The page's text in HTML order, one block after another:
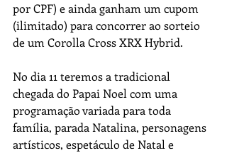
por CPF) e ainda ganham um cupom
(ilimitado) para concorrer ao sorteio
de um Corolla Cross XRX Hybrid.
No dia 11 teremos a tradicional
chegada do Papai Noel com uma
programação variada para toda
família, parada Natalina, personagens
artísticos, espetáculo de Natal e